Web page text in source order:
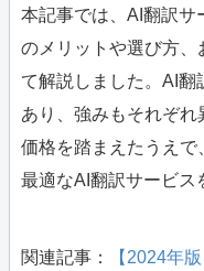
本記事では、AI翻訳サ
のメリットや選び方、
て解説しました。AI
あり、強みもそれぞれ
価格を踏まえたうえで
最適なAI翻訳サービス
関連記事：
【2024年